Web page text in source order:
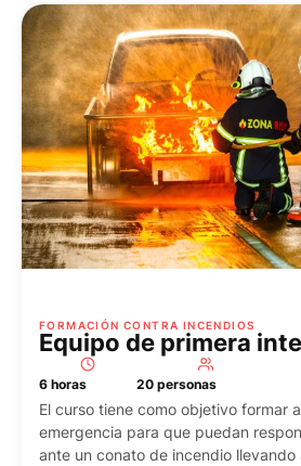
FORMACIÓN CONTRA INCENDIOS
Equipo de primera
6 horas 20 personas
El curso tiene como objetivo formar
emergencia para que puedan
ante un conato de incendio